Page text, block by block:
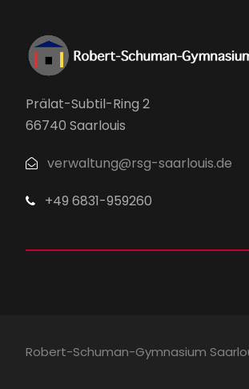
Prälat-Subtil-Ring 2
66740 Saarlouis
verwaltung@rsg-saarlouis.de
+49 6831-959260
Robert-Schuman-Gymnasium